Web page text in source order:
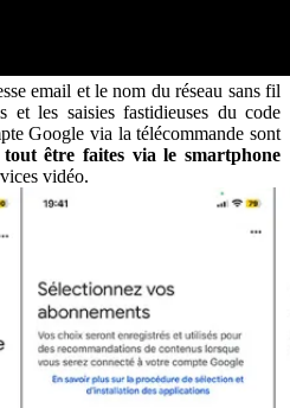
email et le nom du réseau sans fil
et les saisies fastidieuses du code
Google via la télécommande sont
être faites via le smartphone
vidéo.